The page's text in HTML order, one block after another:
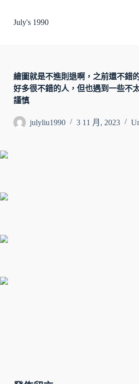
至
容
July's 1990
繪圖就是不進則退啊，之前還不錯
好多很不錯的人，但也遇到一些不
謹慎
julyliu1990 3 11 月, 2023